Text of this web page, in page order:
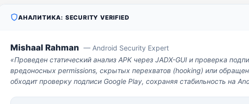
АНАЛИТИКА: SECURITY VERIFIED
Mishaal Rahman — Android Security Expert
«Проведен статический анализ APK через JADX-GUI и проверка
вредоносных permissions, скрытых перехватов (hooking) или
обходит проверку подписи Google Play, сохраняя стабильность на